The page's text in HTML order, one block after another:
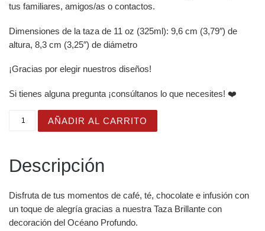
tus familiares, amigos/as o contactos.
Dimensiones de la taza de 11 oz (325ml): 9,6 cm (3,79″) de
altura, 8,3 cm (3,25″) de diámetro
¡Gracias por elegir nuestros diseños!
Si tienes alguna pregunta ¡consúltanos lo que necesites! ❤️
Taza Blanca Brillante con Bonita Gaviota “Soaring
AÑADIR AL CARRITO
Descripción
Disfruta de tus momentos de café, té, chocolate e infusión con
un toque de alegría gracias a nuestra Taza Brillante con
decoración del Océano Profundo.